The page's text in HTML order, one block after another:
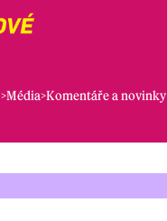
>Média>Komentáře a novinky